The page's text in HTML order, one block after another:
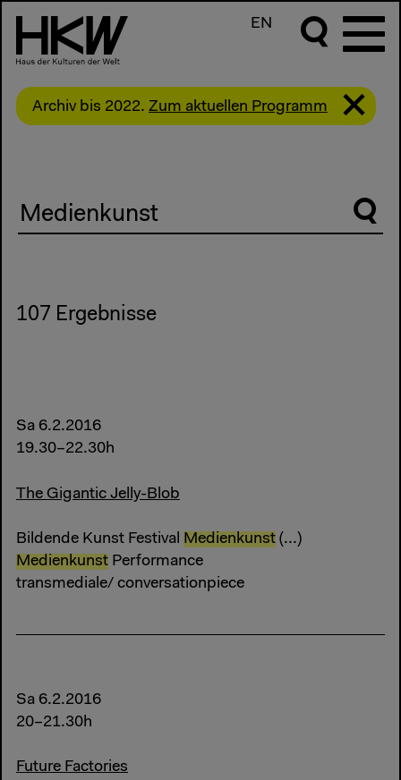
EN
Archiv bis 2022. Zum aktuellen Programm
Suche
107 Ergebnisse
Sa 6.2.2016
19.30–22.30h
The Gigantic Jelly-Blob
Bildende Kunst Festival Medienkunst (...)
Medienkunst Performance
transmediale/ conversationpiece
Sa 6.2.2016
20–21.30h
Future Factories